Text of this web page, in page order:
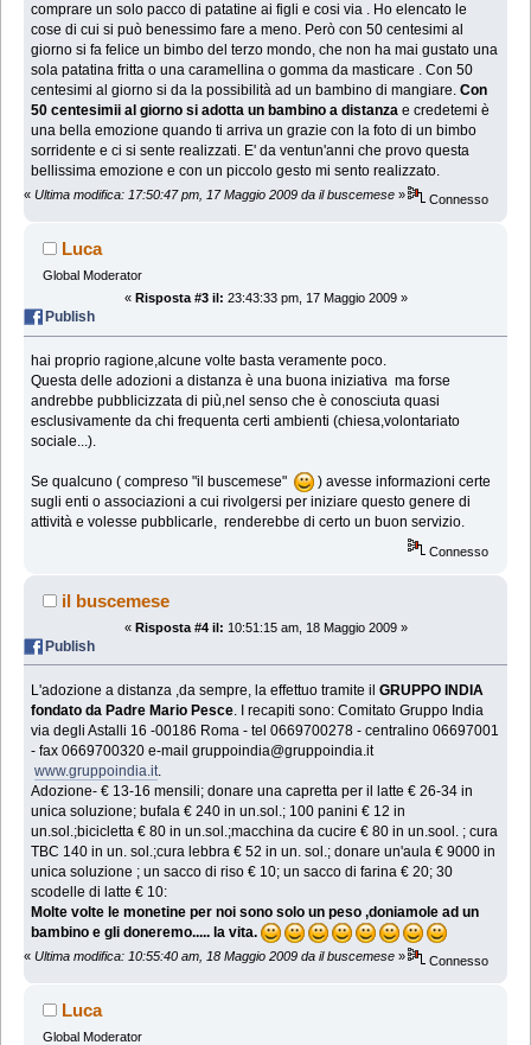
comprare un solo pacco di patatine ai figli e cosi via . Ho elencato le
cose di cui si può benessimo fare a meno. Però con 50 centesimi al
giorno si fa felice un bimbo del terzo mondo, che non ha mai gustato una
sola patatina fritta o una caramellina o gomma da masticare . Con 50
centesimi al giorno si da la possibilità ad un bambino di mangiare.Con
50 centesimii al giorno si adotta un bambino a distanza e credetemi è
una bella emozione quando ti arriva un grazie con la foto di un bimbo
sorridente e ci si sente realizzati. E' da ventun'anni che provo questa
bellissima emozione e con un piccolo gesto mi sento realizzato.
« Ultima modifica: 17:50:47 pm, 17 Maggio 2009 da il buscemese » Connesso
Luca
Global Moderator
« Risposta #3 il: 23:43:33 pm, 17 Maggio 2009 »
Publish
hai proprio ragione,alcune volte basta veramente poco.
Questa delle adozioni a distanza è una buona iniziativa ma forse
andrebbe pubblicizzata di più,nel senso che è conosciuta quasi
esclusivamente da chi frequenta certi ambienti (chiesa,volontariato
sociale...).
Se qualcuno ( compreso "il buscemese"
) avesse informazioni certe
sugli enti o associazioni a cui rivolgersi per iniziare questo genere di
attività e volesse pubblicarle, renderebbe di certo un buon servizio.
Connesso
il buscemese
« Risposta #4 il: 10:51:15 am, 18 Maggio 2009 »
Publish
L'adozione a distanza ,da sempre, la effettuo tramite ilGRUPPO INDIA
fondato da Padre Mario Pesce . I recapiti sono: Comitato Gruppo India
via degli Astalli 16 -00186 Roma - tel 0669700278 - centralino 06697001
- fax 0669700320 e-mail gruppoindia@gruppoindia.it
www.gruppoindia.it
Adozione- € 13-16 mensili; donare una capretta per il latte € 26-34 in
unica soluzione; bufala € 240 in un.sol.; 100 panini € 12 in
un.sol.;bicicletta € 80 in un.sol.;macchina da cucire € 80 in un.sool. ; cura
TBC 140 in un. sol.;cura lebbra € 52 in un. sol.; donare un'aula € 9000 in
unica soluzione ; un sacco di riso € 10; un sacco di farina € 20; 30
scodelle di latte € 10:
Molte volte le monetine per noi sono solo un peso ,doniamole ad un
bambino e gli doneremo..... la vita.
« Ultima modifica: 10:55:40 am, 18 Maggio 2009 da il buscemese » Connesso
Luca
Global Moderator